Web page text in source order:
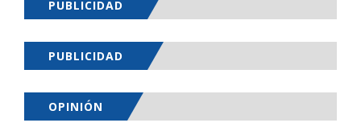
PUBLICIDAD
PUBLICIDAD
OPINIÓN